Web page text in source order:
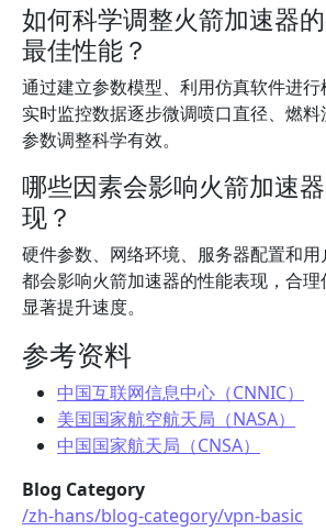
如何科学调整火箭加速器
最佳性能？
通过建立参数模型、利用仿真软件进
实时监控数据逐步微调喷口直径、燃
参数调整科学有效。
哪些因素会影响火箭加速
现？
硬件参数、网络环境、服务器配置和
都会影响火箭加速器的性能表现，合
显著提升速度。
参考资料
中国互联网信息中心（CNNIC）
美国国家航空航天局（NASA）
中国国家航天局（CNSA）
Blog Category
/zh-hans/blog-category/vpn-basic